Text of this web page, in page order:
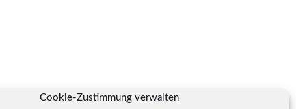
Cookie-Zustimmung verwalten